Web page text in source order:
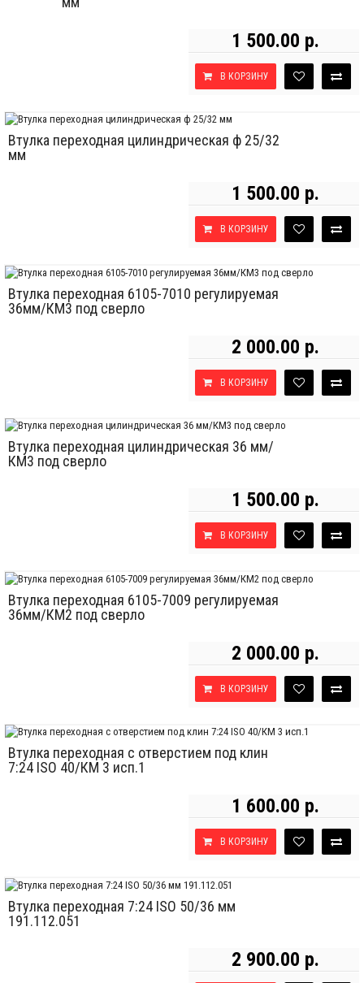
1 500.00 р.
В КОРЗИНУ
Втулка переходная цилиндрическая ф 25/32
мм
1 500.00 р.
В КОРЗИНУ
Втулка переходная 6105-7010 регулируемая
36мм/КМ3 под сверло
2 000.00 р.
В КОРЗИНУ
Втулка переходная цилиндрическая 36 мм/
КМ3 под сверло
1 500.00 р.
В КОРЗИНУ
Втулка переходная 6105-7009 регулируемая
36мм/КМ2 под сверло
2 000.00 р.
В КОРЗИНУ
Втулка переходная с отверстием под клин
7:24 ISO 40/КМ 3 исп.1
1 600.00 р.
В КОРЗИНУ
Втулка переходная 7:24 ISO 50/36 мм
191.112.051
2 900.00 р.